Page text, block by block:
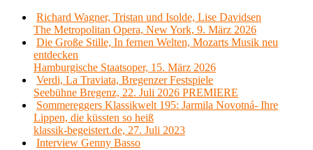
Richard Wagner, Tristan und Isolde, Lise Davidsen
The Metropolitan Opera, New York, 9. März 2026
Die Große Stille, In fernen Welten, Mozarts Musik neu
entdecken
Hamburgische Staatsoper, 15. März 2026
Verdi, La Traviata, Bregenzer Festspiele
Seebühne Bregenz, 22. Juli 2026 PREMIERE
Sommereggers Klassikwelt 195: Jarmila Novotná- Ihre
Lippen, die küssten so heiß
klassik-begeistert.de, 27. Juli 2023
Interview Genny Basso